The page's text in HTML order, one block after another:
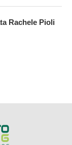
Rachele Pioli